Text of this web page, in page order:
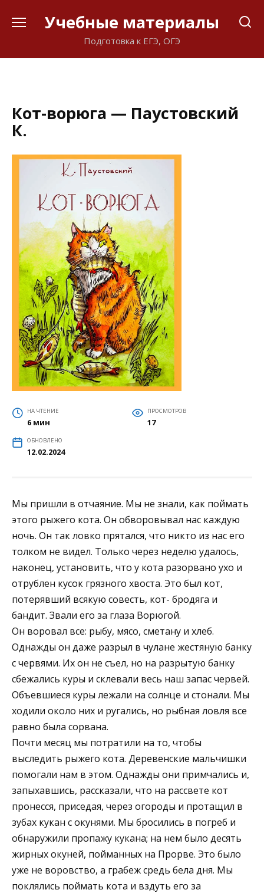
Учебные материалы
Подготовка к ЕГЭ, ОГЭ
Кот-ворюга — Паустовский
К.
НА ЧТЕНИЕ
6 мин
ПРОСМОТРОВ
17
ОБНОВЛЕНО
12.02.2024
Мы пришли в отчаяние. Мы не знали, как поймать
этого рыжего кота. Он обворовывал нас каждую
ночь. Он так ловко прятался, что никто из нас его
толком не видел. Только через неделю удалось,
наконец, установить, что у кота разорвано ухо и
отрублен кусок грязного хвоста. Это был кот,
потерявший всякую совесть, кот- бродяга и
бандит. Звали его за глаза Ворюгой.
Он воровал все: рыбу, мясо, сметану и хлеб.
Однажды он даже разрыл в чулане жестяную банку
с червями. Их он не съел, но на разрытую банку
сбежались куры и склевали весь наш запас червей.
Объевшиеся куры лежали на солнце и стонали. Мы
ходили около них и ругались, но рыбная ловля все
равно была сорвана.
Почти месяц мы потратили на то, чтобы
выследить рыжего кота. Деревенские мальчишки
помогали нам в этом. Однажды они примчались и,
запыхавшись, рассказали, что на рассвете кот
пронесся, приседая, через огороды и протащил в
зубах кукан с окунями. Мы бросились в погреб и
обнаружили пропажу кукана; на нем было десять
жирных окуней, пойманных на Прорве. Это было
уже не воровство, а грабеж средь бела дня. Мы
поклялись поймать кота и вздуть его за